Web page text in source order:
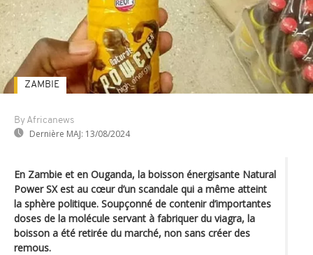
By Africanews
Dernière MAJ: 13/08/2024
ZAMBIE
En Zambie et en Ouganda, la boisson énergisante Natural
Power SX est au cœur d’un scandale qui a même atteint
la sphère politique. Soupçonné de contenir d’importantes
doses de la molécule servant à fabriquer du viagra, la
boisson a été retirée du marché, non sans créer des
remous.